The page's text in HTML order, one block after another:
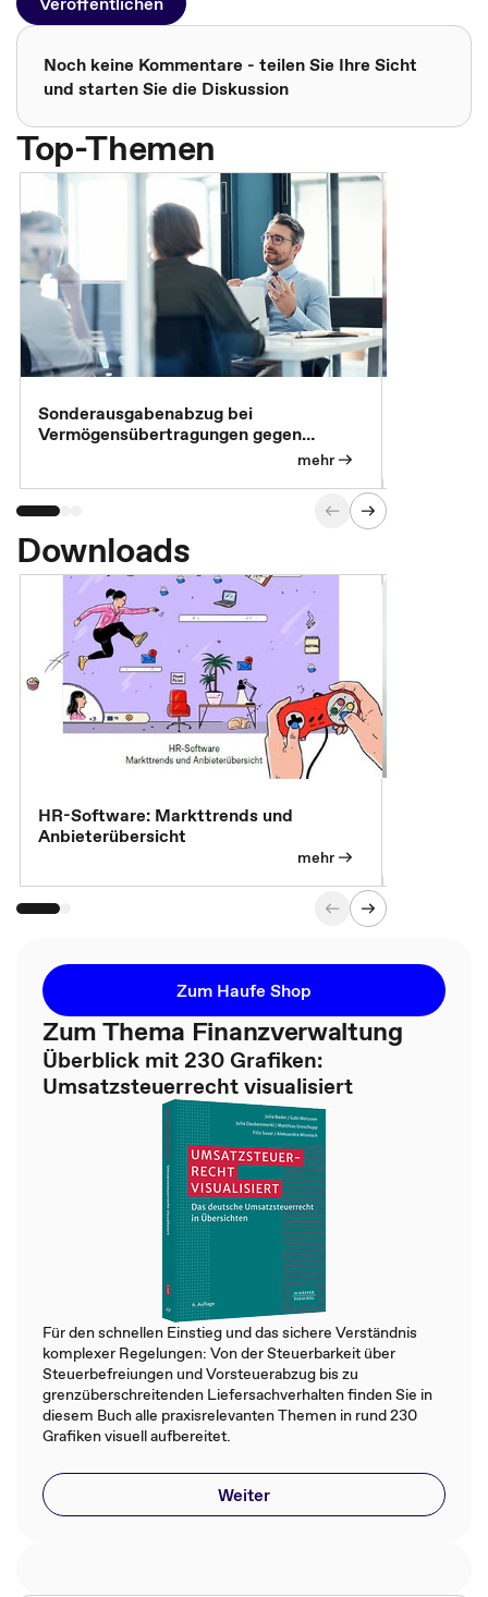
Noch keine Kommentare - teilen Sie Ihre Sicht
und starten Sie die Diskussion
Top-Themen
Sonderausgabenabzug bei
Vermögensübertragungen gegen
mehr
Downloads
HR-Software: Markttrends und
Anbieterübersicht
mehr
Zum Haufe Shop
Zum Thema Finanzverwaltung
Überblick mit 230 Grafiken:
Umsatzsteuerrecht visualisiert
Für den schnellen Einstieg und das sichere Verständnis
komplexer Regelungen: Von der Steuerbarkeit über
Steuerbefreiungen und Vorsteuerabzug bis zu
grenzüberschreitenden Liefersachverhalten finden Sie in
diesem Buch alle praxisrelevanten Themen in rund 230
Grafiken visuell aufbereitet.
Weiter